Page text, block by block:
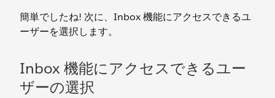
簡単でしたね! 次に、Inbox 機能にアクセスできるユ
ーザーを選択します。
Inbox 機能にアクセスできるユー
ザーの選択